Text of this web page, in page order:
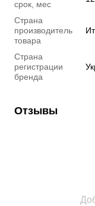
срок, мес
Страна
производитель
товара
Страна
регистрации
бренда
Отзывы